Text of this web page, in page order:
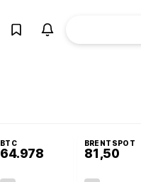
BTC
64.978
BRENTSPOT
81,50